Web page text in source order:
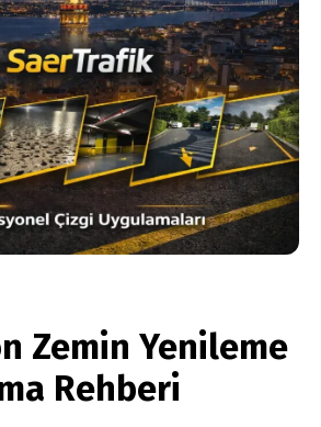
Zemin Yenileme
Rehberi